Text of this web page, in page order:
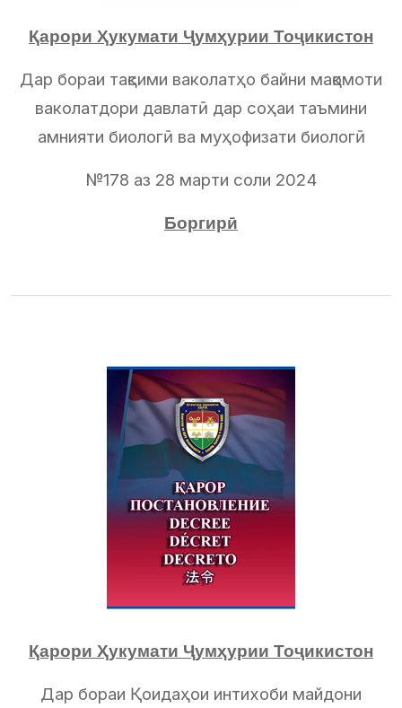
Қарори Ҳукумати Ҷумҳурии Тоҷикистон
Дар бораи тақсими ваколатҳо байни мақомоти
ваколатдори давлатӣ дар соҳаи таъмини
амнияти биологӣ ва муҳофизати биологӣ
№178 аз 28 марти соли 2024
Боргирӣ
Қарори Ҳукумати Ҷумҳурии Тоҷикистон
Дар бораи Қоидаҳои интихоби майдони